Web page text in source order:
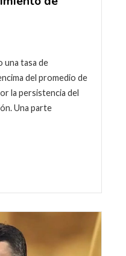
una tasa de
del promedio de
la persistencia del
Una parte